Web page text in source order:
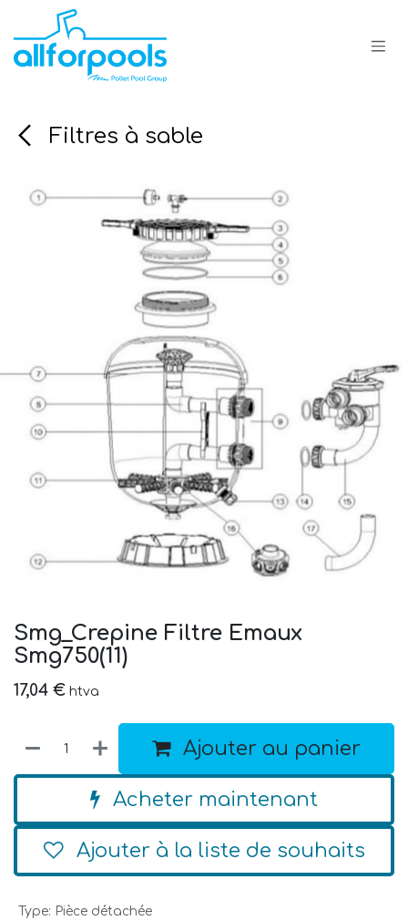
Se rendre au contenu
Filtres à sable
Smg_Crepine Filtre Emaux
Smg750(11)
17,04 € htva
Ajouter au panier
Acheter maintenant
Ajouter à la liste de souhaits
Type: Pièce détachée